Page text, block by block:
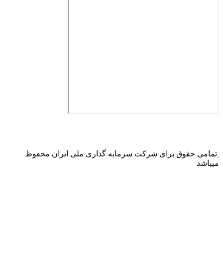
تمامی حقوق برای شرکت سرمایه گذاری ملی ایران محفوظ
میباشد